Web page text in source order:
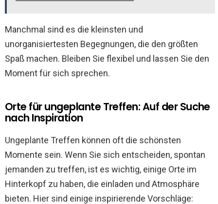
Manchmal sind es die kleinsten und
unorganisiertesten Begegnungen, die den größten
Spaß machen. Bleiben Sie flexibel und lassen Sie den
Moment für sich sprechen.
Orte für ungeplante Treffen: Auf der Suche
nach Inspiration
Ungeplante Treffen können oft die schönsten
Momente sein. Wenn Sie sich entscheiden, spontan
jemanden zu treffen, ist es wichtig, einige Orte im
Hinterkopf zu haben, die einladen und Atmosphäre
bieten. Hier sind einige inspirierende Vorschläge: